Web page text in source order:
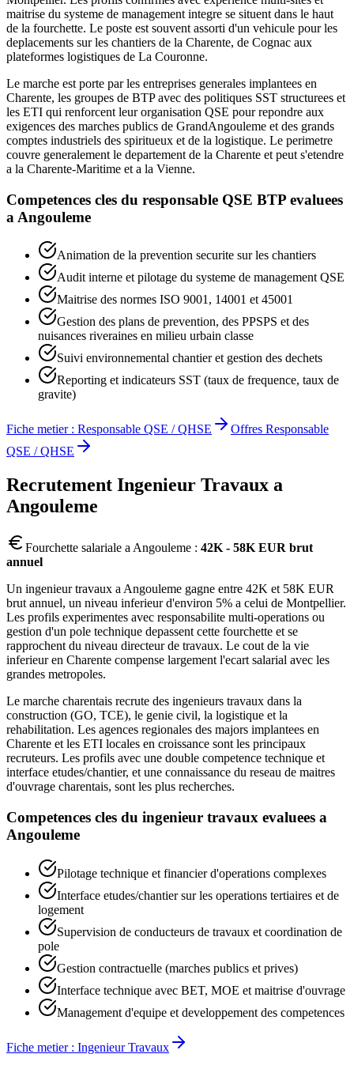
maitrise du systeme de management integre se situent dans le haut
de la fourchette. Le poste est souvent assorti d'un vehicule pour les
deplacements sur les chantiers de la Charente, de Cognac aux
plateformes logistiques de La Couronne.
Le marche est porte par les entreprises generales implantees en
Charente, les groupes de BTP avec des politiques SST structurees et
les ETI qui renforcent leur organisation QSE pour repondre aux
exigences des marches publics de GrandAngouleme et des grands
comptes industriels des spiritueux et de la logistique. Le perimetre
couvre generalement le departement de la Charente et peut s'etendre
a la Charente-Maritime et a la Vienne.
Competences cles du responsable QSE BTP evaluees
a Angouleme
Animation de la prevention securite sur les chantiers
Audit interne et pilotage du systeme de management QSE
Maitrise des normes ISO 9001, 14001 et 45001
Gestion des plans de prevention, des PPSPS et des
nuisances riveraines en milieu urbain classe
Suivi environnemental chantier et gestion des dechets
Reporting et indicateurs SST (taux de frequence, taux de
gravite)
Fiche metier : Responsable QSE / QHSE Offres Responsable
QSE / QHSE
Recrutement Ingenieur Travaux a
Angouleme
Fourchette salariale a Angouleme : 42K - 58K EUR brut
annuel
Un ingenieur travaux a Angouleme gagne entre 42K et 58K EUR
brut annuel, un niveau inferieur d'environ 5% a celui de Montpellier.
Les profils experimentes avec responsabilite multi-operations ou
gestion d'un pole technique depassent cette fourchette et se
rapprochent du niveau directeur de travaux. Le cout de la vie
inferieur en Charente compense largement l'ecart salarial avec les
grandes metropoles.
Le marche charentais recrute des ingenieurs travaux dans la
construction (GO, TCE), le genie civil, la logistique et la
rehabilitation. Les agences regionales des majors implantees en
Charente et les ETI locales en croissance sont les principaux
recruteurs. Les profils avec une double competence technique et
interface etudes/chantier, et une connaissance du reseau de maitres
d'ouvrage charentais, sont les plus recherches.
Competences cles du ingenieur travaux evaluees a
Angouleme
Pilotage technique et financier d'operations complexes
Interface etudes/chantier sur les operations tertiaires et de
logement
Supervision de conducteurs de travaux et coordination de
pole
Gestion contractuelle (marches publics et prives)
Interface technique avec BET, MOE et maitrise d'ouvrage
Management d'equipe et developpement des competences
Fiche metier : Ingenieur Travaux